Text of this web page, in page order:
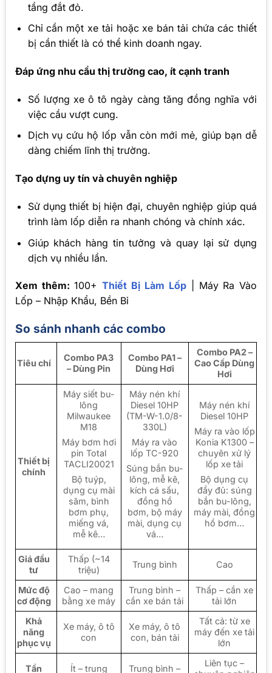
tầng đắt đỏ.
Chỉ cần một xe tải hoặc xe bán tải chứa các thiết
bị cần thiết là có thể kinh doanh ngay.
Đáp ứng nhu cầu thị trường cao, ít cạnh tranh
Số lượng xe ô tô ngày càng tăng đồng nghĩa với
việc cầu vượt cung.
Dịch vụ cứu hộ lốp vẫn còn mới mẻ, giúp bạn dễ
dàng chiếm lĩnh thị trường.
Tạo dựng uy tín và chuyên nghiệp
Sử dụng thiết bị hiện đại, chuyên nghiệp giúp quá
trình làm lốp diễn ra nhanh chóng và chính xác.
Giúp khách hàng tin tưởng và quay lại sử dụng
dịch vụ nhiều lần.
Xem thêm: 100+Thiết Bị Làm Lốp| Máy Ra Vào
Lốp – Nhập Khẩu, Bền Bỉ
So sánh nhanh các combo
Tiêu chí
Combo PA3
– Dùng Pin
Combo PA1 –
Dùng Hơi
Combo PA2 –
Cao Cấp Dùng
Hơi
Thiết bị
chính
Máy siết bu-
lông
Milwaukee
M18
Máy bơm hơi
pin Total
TACLI20021
Bộ tuýp,
dụng cụ mài
săm, bình
bơm phụ,
miếng vá,
mễ kê…
Máy nén khí
Diesel 10HP
(TM-W-1.0/8-
330L)
Máy ra vào
lốp TC-920
Súng bắn bu-
lông, mễ kê,
kích cá sấu,
đồng hồ
bơm, bộ máy
mài, dụng cụ
vá…
Máy nén khí
Diesel 10HP
Máy ra vào lốp
Konia K1300 –
chuyên xử lý
lốp xe tải
Bộ dụng cụ
đầy đủ: súng
bắn bu-lông,
máy mài, đồng
hồ bơm…
Giá đầu
tư
Thấp (~14
triệu)
Trung bình Cao
Mức độ
cơ động
Cao – mang
bằng xe máy
Trung bình –
cần xe bán tải
Thấp – cần xe
tải lớn
Khả
năng
phục vụ
Xe máy, ô tô
con
Xe máy, ô tô
con, bán tải
Tất cả: từ xe
máy đến xe tải
lớn
Tần Ít – trung Trung bình –
Liên tục –